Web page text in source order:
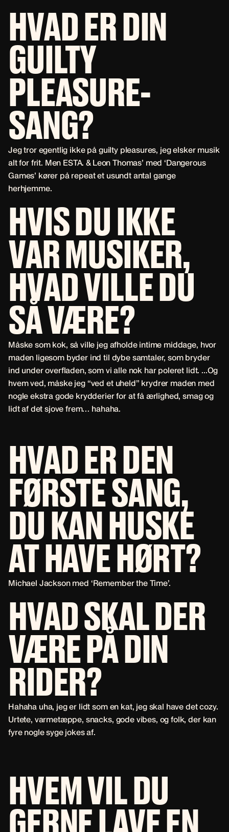
HVAD ER DIN
GUILTY
PLEASURE-
SANG?
Jeg tror egentlig ikke på guilty pleasures, jeg elsker musik
alt for frit. Men ESTA. & Leon Thomas’ med ‘Dangerous
Games’ kører på repeat et usundt antal gange
herhjemme.
HVIS DU IKKE
VAR MUSIKER,
HVAD VILLE DU
SÅ VÆRE?
Måske som kok, så ville jeg afholde intime middage, hvor
maden ligesom byder ind til dybe samtaler, som bryder
ind under overfladen, som vi alle nok har poleret lidt. ...Og
hvem ved, måske jeg “ved et uheld” krydrer maden med
nogle ekstra gode krydderier for at få ærlighed, smag og
lidt af det sjove frem… hahaha.
HVAD ER DEN
FØRSTE SANG,
DU KAN HUSKE
AT HAVE HØRT?
Michael Jackson med ‘Remember the Time’.
HVAD SKAL DER
VÆRE PÅ DIN
RIDER?
Hahaha uha, jeg er lidt som en kat, jeg skal have det cozy.
Urtete, varmetæppe, snacks, gode vibes, og folk, der kan
fyre nogle syge jokes af.
HVEM VIL DU